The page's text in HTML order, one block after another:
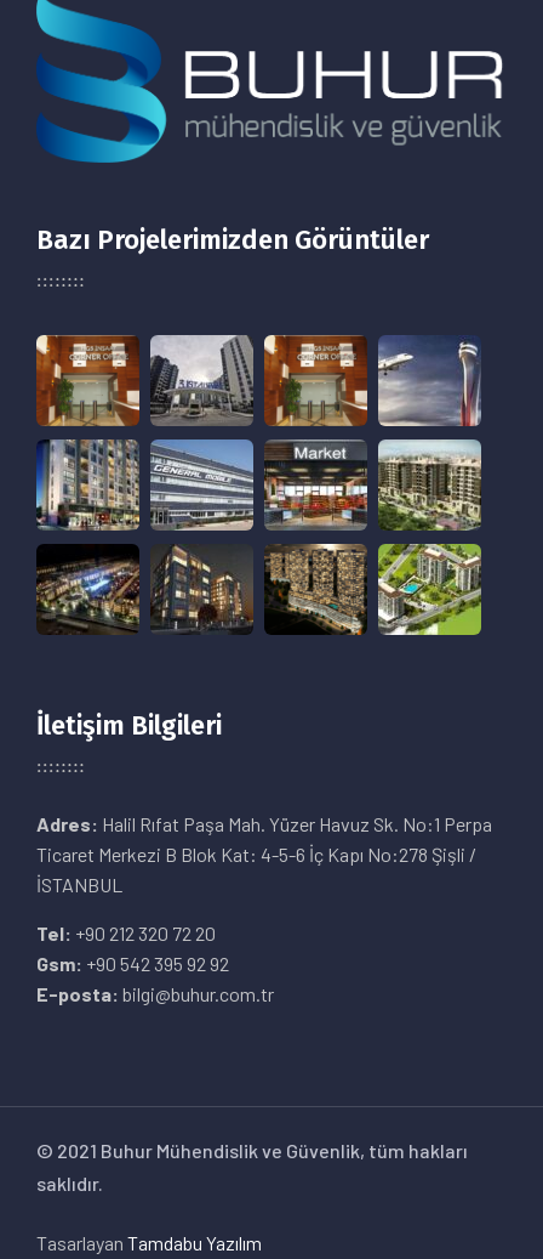
Bazı Projelerimizden Görüntüler
İletişim Bilgileri
Adres: Halil Rıfat Paşa Mah. Yüzer Havuz Sk. No:1 Perpa
Ticaret Merkezi B Blok Kat: 4-5-6 İç Kapı No:278 Şişli /
İSTANBUL
Tel: +90 212 320 72 20
Gsm: +90 542 395 92 92
E-posta: bilgi@buhur.com.tr
© 2021 Buhur Mühendislik ve Güvenlik, tüm hakları
saklıdır.
Tasarlayan Tamdabu Yazılım